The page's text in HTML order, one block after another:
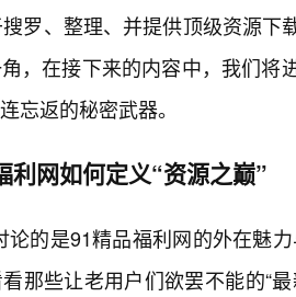
罗、整理、并提供顶级资源下
，在接下来的内容中，我们将
忘返的秘密武器。
利网如何定义“资源之巅”
论的是91精品福利网的外在魅
那些让老用户们欲罢不能的“